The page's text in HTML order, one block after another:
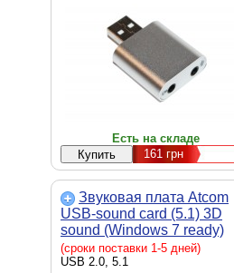
Есть на складе
161грн
Звуковая плата Atcom
USB-sound card (5.1) 3D
sound (Windows 7 ready)
(7807)
(сроки поставки 1-5 дней)
USB 2.0, 5.1